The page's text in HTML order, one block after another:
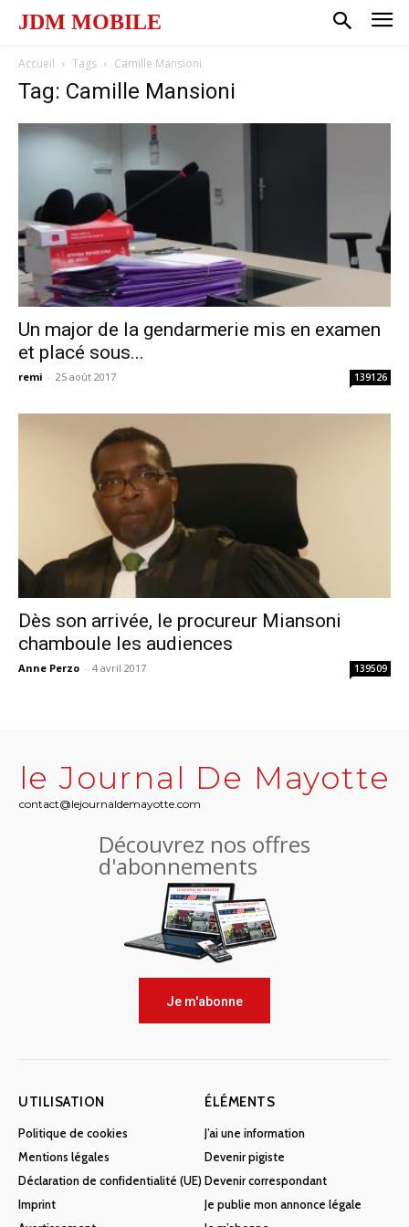
JDM MOBILE
Accueil Tags Camille Mansioni
Tag: Camille Mansioni
Un major de la gendarmerie mis en examen
et placé sous...
remi - 25 août 2017 139126
Dès son arrivée, le procureur Miansoni
chamboule les audiences
Anne Perzo - 4 avril 2017 139509
le Journal De Mayotte
contact@lejournaldemayotte.com
Découvrez nos offres
d'abonnements
Je m'abonne
UTILISATION
Politique de cookies
Mentions légales
Déclaration de confidentialité (UE)
Imprint
ÉLÉMENTS
J’ai une information
Devenir pigiste
Devenir correspondant
Je publie mon annonce légale